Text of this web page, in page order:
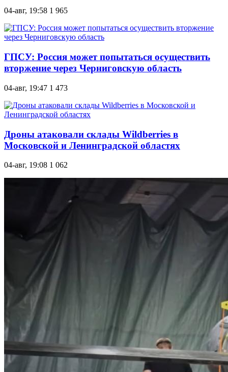
04-авг, 19:58 1 965
ГПСУ: Россия может попытаться осуществить
вторжение через Черниговскую область
04-авг, 19:47 1 473
Дроны атаковали склады Wildberries в
Московской и Ленинградской областях
04-авг, 19:08 1 062